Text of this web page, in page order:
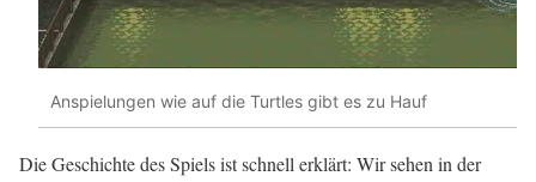
Anspielungen wie auf die Turtles gibt es zu Hauf
Die Geschichte des Spiels ist schnell erklärt: Wir sehen in der